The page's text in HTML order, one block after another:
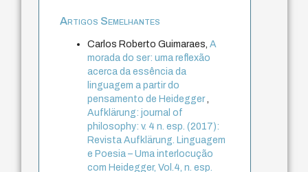
Artigos Semelhantes
Carlos Roberto Guimaraes,A
morada do ser: uma reflexão
acerca da essência da
linguagem a partir do
pensamento de Heidegger,
Aufklärung: journal of
philosophy: v. 4 n. esp. (2017):
Revista Aufklärung. Linguagem
e Poesia – Uma interlocução
com Heidegger, Vol.4, n. esp.